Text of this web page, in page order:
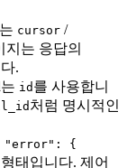
cursor /
지는 응답의
.
id 를 사용합니
처럼 명시적인
"error": {
형태입니다. 제어